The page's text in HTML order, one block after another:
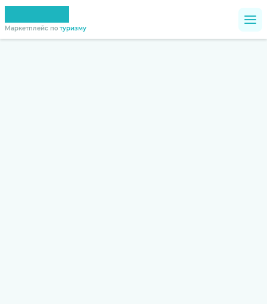
Маркетплейс по туризму